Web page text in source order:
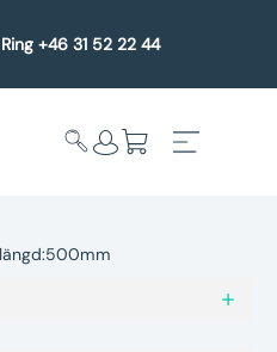
Ring +46 31 52 22 44
undermeny
längd:500mm